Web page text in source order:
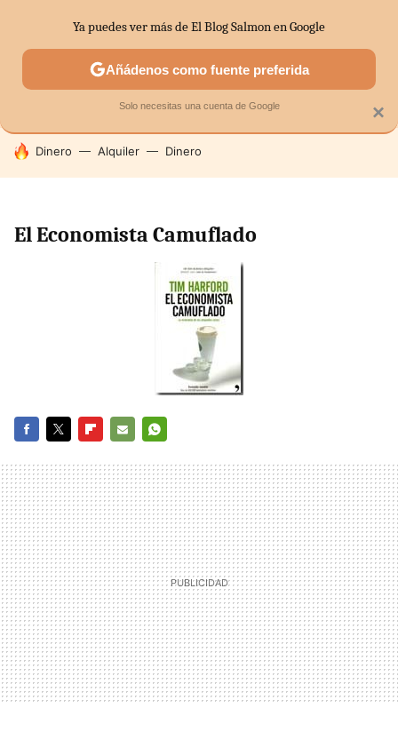
SECTORES ECONOMÍA DOMÉSTICA MERCADOS
HOY SE HABLA DE
Dinero Alquiler Dinero
El Economista Camuflado
MAIL
×
Ya puedes ver más de El Blog Salmon en Google
Añádenos como fuente preferida
Solo necesitas una cuenta de Google